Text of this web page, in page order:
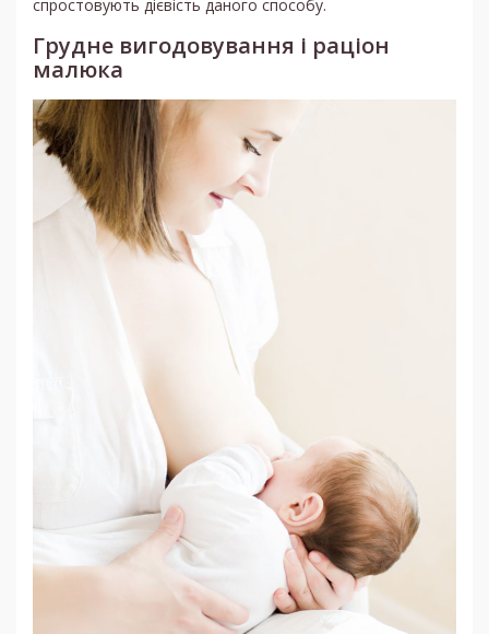
спростовують дієвість даного способу.
Грудне вигодовування і раціон
малюка